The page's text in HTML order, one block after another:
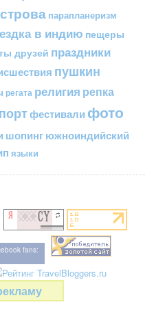
парапланеризм
в индию пещеры
друзей праздники
пушкин
регата религия репка
фестивали фото
шопингюжноиндийский
языки
fans: